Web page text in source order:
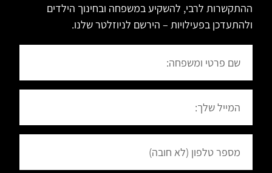
ההתקשרות לרבי, להשקיע במשפחה ובחינוך הילדים
ולהתעדכן בפעילויות – הירשם לניוזלטר שלנו.